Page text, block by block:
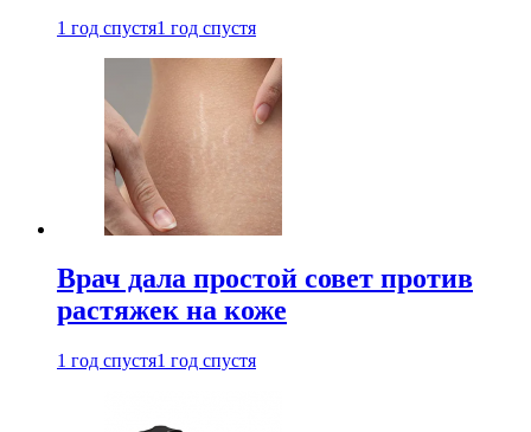
1 год спустя1 год спустя
Врач дала простой совет против
растяжек на коже
1 год спустя1 год спустя